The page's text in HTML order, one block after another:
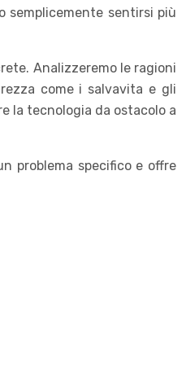
semplicemente sentirsi più
Analizzeremo le ragioni
come i salvavita e gli
la tecnologia da ostacolo a
problema specifico e offre